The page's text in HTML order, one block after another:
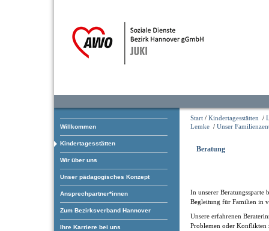
Willkommen
Kindertagesstätten
Wir über uns
Unser pädagogisches Konzept
Ansprechpartner*innen
Zum Bezirksverband Hannover
Ihre Karriere bei uns
Start / Kindertagesstätten /
Lemke / Unser
Beratung
In unserer Beratungssparte
Begleitung für Familien in
Unsere erfahrenen
Problemen oder Konflikten